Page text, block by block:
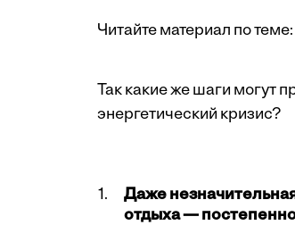
Читайте материал по теме:
Так какие же шаги могут
энергетический кризис?
Даже
отдыха —